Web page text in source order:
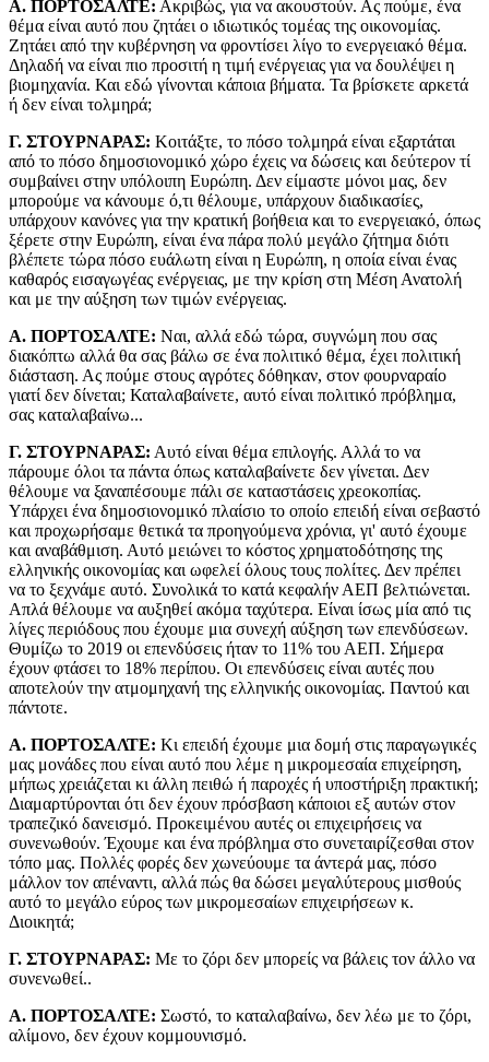
Α. ΠΟΡΤΟΣΑΛΤΕ: Ακριβώς, για να ακουστούν. Ας πούμε, ένα
θέμα είναι αυτό που ζητάει ο ιδιωτικός τομέας της οικονομίας.
Ζητάει από την κυβέρνηση να φροντίσει λίγο το ενεργειακό θέμα.
Δηλαδή να είναι πιο προσιτή η τιμή ενέργειας για να δουλέψει η
βιομηχανία. Και εδώ γίνονται κάποια βήματα. Τα βρίσκετε αρκετά
ή δεν είναι τολμηρά;
Γ. ΣΤΟΥΡΝΑΡΑΣ: Κοιτάξτε, το πόσο τολμηρά είναι εξαρτάται
από το πόσο δημοσιονομικό χώρο έχεις να δώσεις και δεύτερον τί
συμβαίνει στην υπόλοιπη Ευρώπη. Δεν είμαστε μόνοι μας, δεν
μπορούμε να κάνουμε ό,τι θέλουμε, υπάρχουν διαδικασίες,
υπάρχουν κανόνες για την κρατική βοήθεια και το ενεργειακό, όπως
ξέρετε στην Ευρώπη, είναι ένα πάρα πολύ μεγάλο ζήτημα διότι
βλέπετε τώρα πόσο ευάλωτη είναι η Ευρώπη, η οποία είναι ένας
καθαρός εισαγωγέας ενέργειας, με την κρίση στη Μέση Ανατολή
και με την αύξηση των τιμών ενέργειας.
Α. ΠΟΡΤΟΣΑΛΤΕ: Ναι, αλλά εδώ τώρα, συγνώμη που σας
διακόπτω αλλά θα σας βάλω σε ένα πολιτικό θέμα, έχει πολιτική
διάσταση. Ας πούμε στους αγρότες δόθηκαν, στον φουρναραίο
γιατί δεν δίνεται; Καταλαβαίνετε, αυτό είναι πολιτικό πρόβλημα,
σας καταλαβαίνω...
Γ. ΣΤΟΥΡΝΑΡΑΣ: Αυτό είναι θέμα επιλογής. Αλλά το να
πάρουμε όλοι τα πάντα όπως καταλαβαίνετε δεν γίνεται. Δεν
θέλουμε να ξαναπέσουμε πάλι σε καταστάσεις χρεοκοπίας.
Υπάρχει ένα δημοσιονομικό πλαίσιο το οποίο επειδή είναι σεβαστό
και προχωρήσαμε θετικά τα προηγούμενα χρόνια, γι' αυτό έχουμε
και αναβάθμιση. Αυτό μειώνει το κόστος χρηματοδότησης της
ελληνικής οικονομίας και ωφελεί όλους τους πολίτες. Δεν πρέπει
να το ξεχνάμε αυτό. Συνολικά το κατά κεφαλήν ΑΕΠ βελτιώνεται.
Απλά θέλουμε να αυξηθεί ακόμα ταχύτερα. Είναι ίσως μία από τις
λίγες περιόδους που έχουμε μια συνεχή αύξηση των επενδύσεων.
Θυμίζω το 2019 οι επενδύσεις ήταν το 11% του ΑΕΠ. Σήμερα
έχουν φτάσει το 18% περίπου. Οι επενδύσεις είναι αυτές που
αποτελούν την ατμομηχανή της ελληνικής οικονομίας. Παντού και
πάντοτε.
Α. ΠΟΡΤΟΣΑΛΤΕ: Κι επειδή έχουμε μια δομή στις παραγωγικές
μας μονάδες που είναι αυτό που λέμε η μικρομεσαία επιχείρηση,
μήπως χρειάζεται κι άλλη πειθώ ή παροχές ή υποστήριξη πρακτική;
Διαμαρτύρονται ότι δεν έχουν πρόσβαση κάποιοι εξ αυτών στον
τραπεζικό δανεισμό. Προκειμένου αυτές οι επιχειρήσεις να
συνενωθούν. Έχουμε και ένα πρόβλημα στο συνεταιρίζεσθαι στον
τόπο μας. Πολλές φορές δεν χωνεύουμε τα άντερά μας, πόσο
μάλλον τον απέναντι, αλλά πώς θα δώσει μεγαλύτερους μισθούς
αυτό το μεγάλο εύρος των μικρομεσαίων επιχειρήσεων κ.
Διοικητά;
Γ. ΣΤΟΥΡΝΑΡΑΣ: Με το ζόρι δεν μπορείς να βάλεις τον άλλο να
συνενωθεί..
Α. ΠΟΡΤΟΣΑΛΤΕ: Σωστό, το καταλαβαίνω, δεν λέω με το ζόρι,
αλίμονο, δεν έχουν κομμουνισμό.